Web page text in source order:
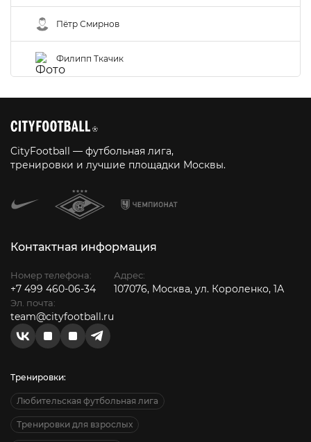
Пётр Смирнов
Филипп Ткачик
CityFootball — футбольная лига,
тренировки и лучшие площадки Москвы.
Контактная информация
Номер телефона:
+7 499 460-06-34
Эл. почта:
team@cityfootball.ru
Адрес:
107076, Москва, ул. Короленко, 1А
Тренировки:
Любительская футбольная лига
Тренировки для взрослых